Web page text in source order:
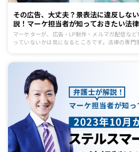
その広告、大丈夫？景表法に違反しな
説！マーケ担当者が知っておきたい法
マーケターが、広告・LP制作・メルマガ配信な
っていないかは気になるところです。法律の専門